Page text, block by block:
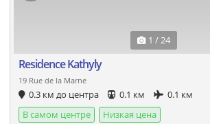
1 / 24
Residence Kathyly
19 Rue de la Marne
0.3 км до центра 0.1 км
0.1 км
В самом центре
Низкая цена